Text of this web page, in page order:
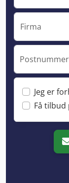
Firma
Jeg er
Få tilbud